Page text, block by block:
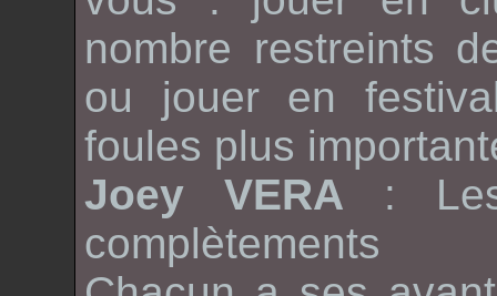
nombre restreints
ou jouer en
foules plus
Joey VERA :
complètements